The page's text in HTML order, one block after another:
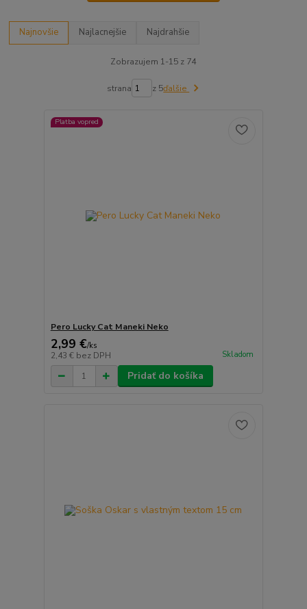
Najnovšie Najlacnejšie Najdrahšie
Zobrazujem 1-15 z 74
strana z 5ďalšie
Platba vopred
Pero Lucky Cat Maneki Neko
2,99 €/ks
2,43 € bez DPH Skladom
Pridať do košíka